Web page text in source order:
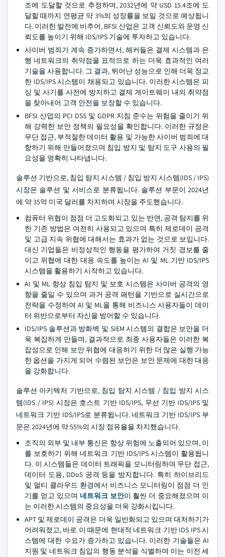
조에 도달할 것으로 추정하며, 2032년에 약 USD 15.4조에 도
달할 때까지 연평균 약 3%의 성장률을 보일 것으로 예상됩니
다. 이러한 발전에 비추어, BFSI 산업은 고객 신뢰도와 운영 신
뢰도를 높이기 위해 IDS/IPS 기술에 투자하고 있습니다.
사이버 범죄가 계속 증가하면서, 해커들은 결제 시스템과 은
행 네트워크의 취약점을 표적으로 하는 더욱 효과적인 여러
기술을 사용합니다. 그 결과, 뛰어난 성능으로 인해 더욱 정교
한 IDS/IPS 시스템이 채용되고 있습니다. 이러한 시스템은 피
싱 및 사기를 사전에 방지하고 결제 게이트웨이 내의 취약점
을 찾아내어 고객 안전을 보장할 수 있습니다.
BFSI 산업의 PCI DSS 및 GDPR 지침 준수는 위험을 줄이기 위
해 강력한 보안 정책의 필요성을 확인합니다. 이러한 규정은
무단 접근, 부적절한 데이터 활용 및 가능한 사이버 범죄에 대
항하기 위해 만들어졌으며 침입 방지 및 탐지 도구 사용의 필
요성을 명확히 나타냅니다.
솔루션 기반으로, 침입 탐지 시스템 / 침입 방지 시스템(IDS / IPS)
시장은 솔루션 및 서비스로 분류됩니다. 솔루션 부문이 2024년
에 약 35억 미국 달러를 차지하며 시장을 주도했습니다.
컴퓨터 위협이 점점 더 고도화되고 있는 반면, 공격 탐지를 위
한 기존 방법은 여전히 사용되고 있으며 특히 제로데이 공격
및 고급 지속 위협에 대해서는 효과가 없는 것으로 보입니다.
대신 기업들은 비정상적인 행동을 평가하여 거짓 경보를 줄
이고 위협에 대한 대응 속도를 높이는 AI 및 ML 기반 IDS/IPS
시스템을 활용하기 시작하고 있습니다.
AI 및 ML 향상 침입 탐지 및 보호 시스템은 사이버 공격의 영
향을 줄일 수 있으며 과거 공격 패턴을 기반으로 실시간으로
전략을 수정하여 AI 및 ML을 통해 비즈니스 사용자들이 데이
터 위반으로부터 자신을 방어할 수 있습니다.
IDS/IPS 솔루션과 방화벽 및 SIEM 시스템의 결합은 보안을 더
욱 복잡하게 만들며, 결과적으로 최종 사용자들은 이러한 복
잡성으로 인해 보안 위협에 대응하기 위한 더 많은 실행 가능
한 옵션을 가지게 되어 수렴된 보안은 보안 문제에 대한 대응
을 강화합니다.
솔루션 아키텍처 기반으로, 침입 탐지 시스템 / 침입 방지 시스
템(IDS / IPS) 시장은 호스트 기반 IDS/IPS, 무선 기반 IDS/IPS 및
네트워크 기반 IDS/IPS로 분류됩니다. 네트워크 기반 IDS/IPS 부
문은 2024년에 약 55%의 시장 점유율을 차지했습니다.
조직의 외부 및 내부 통신은 항상 위험에 노출되어 있으며, 이
를 보호하기 위해 네트워크 기반 IDS/IPS 시스템이 활용됩니
다. 이 시스템들은 데이터 트래픽을 모니터링하여 무단 접근,
데이터 도용, DDoS 공격 등을 방지합니다. 특히 하이브리드
및 멀티 클라우드 환경에서 비즈니스 모니터링이 점점 더 인
기를 얻고 있으며 네트워크 보안이 훨씬 더 중요해졌으며 이
는 이러한 시스템의 중요성을 더욱 강화시킵니다.
APT 및 제로데이 공격은 더욱 일반화되고 있으며 대처하기가
어려워졌고, 바로 이 때문에 현대적 네트워크 기반 IDS IPS 시
스템에 대한 수요가 증가하고 있습니다. 이러한 기술들은 AI
지원 및 네트워크 침입의 행동 분석을 식별하며 이는 이전 세